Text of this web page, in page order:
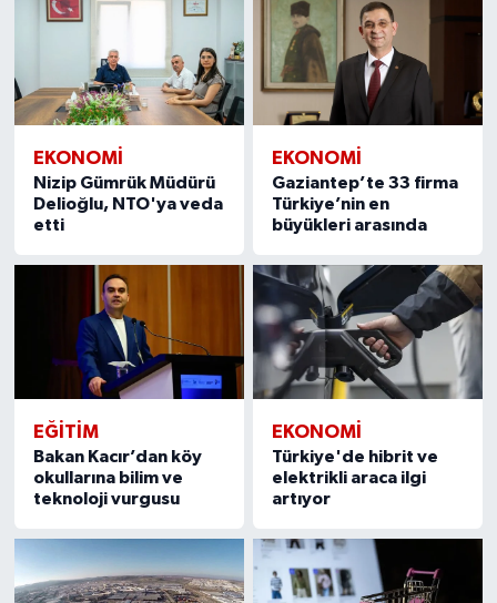
EKONOMI
Nizip Gümrük Müdürü
Delioğlu, NTO'ya veda
etti
EKONOMI
Gaziantep’te 33 firma
Türkiye’nin en
büyükleri arasında
EĞITIM
Bakan Kacır’dan köy
okullarına bilim ve
teknoloji vurgusu
EKONOMI
Türkiye'de hibrit ve
elektrikli araca ilgi
artıyor